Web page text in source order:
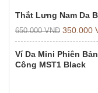
Thắt Lưng Nam Da
650.000VNĐ 350.000
Ví Da Mini Phiên
Công MST1 Black